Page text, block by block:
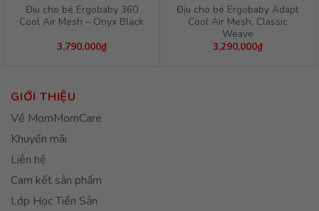
Địu cho bé Ergobaby 360
Cool Air Mesh – Onyx Black
3,790,000₫
Địu cho bé Ergobaby Adapt
Cool Air Mesh, Classic
Weave
3,290,000₫
GIỚI THIỆU
Về MomMomCare
Khuyến mãi
Liên hệ
Cam kết sản phẩm
Lớp Học Tiền Sản